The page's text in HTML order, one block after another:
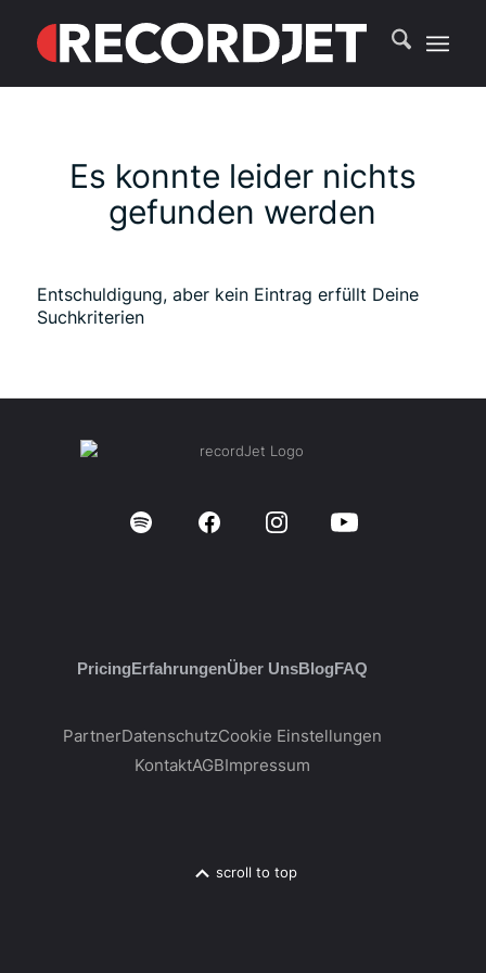
Es konnte leider nichts
gefunden werden
Entschuldigung, aber kein Eintrag erfüllt Deine
Suchkriterien
PricingErfahrungenÜber UnsBlogFAQ
PartnerDatenschutzCookie Einstellungen
KontaktAGBImpressum
scroll to top